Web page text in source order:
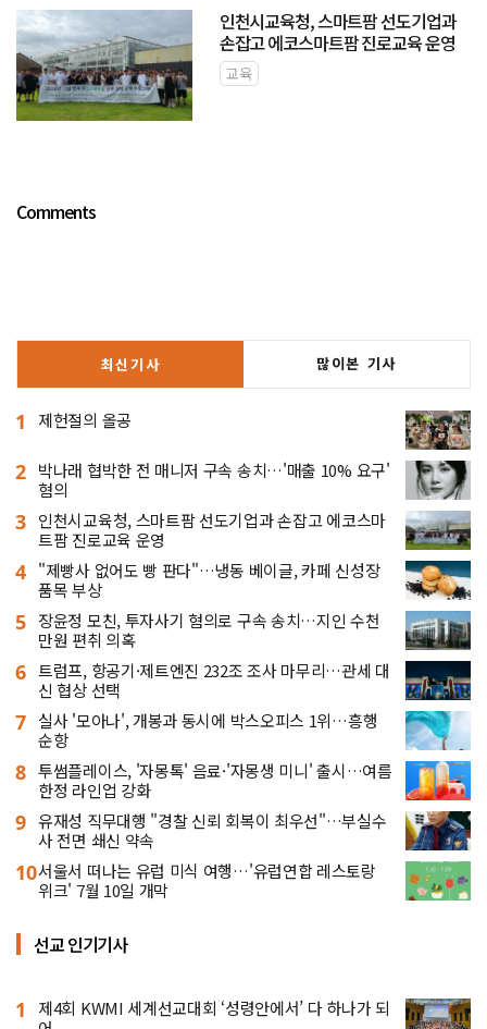
인천시교육청, 스마트팜 선도기업과
손잡고 에코스마트팜 진로교육 운영
교육
Comments
최신기사 많이본 기사
1 제헌절의 올공
2 박나래 협박한 전 매니저 구속 송치…'매출 10% 요구'
혐의
3 인천시교육청, 스마트팜 선도기업과 손잡고 에코스마
트팜 진로교육 운영
4 "제빵사 없어도 빵 판다"…냉동 베이글, 카페 신성장
품목 부상
5 장윤정 모친, 투자사기 혐의로 구속 송치…지인 수천
만원 편취 의혹
6 트럼프, 항공기·제트엔진 232조 조사 마무리…관세 대
신 협상 선택
7 실사 '모아나', 개봉과 동시에 박스오피스 1위…흥행
순항
8 투썸플레이스, '자몽톡' 음료·'자몽생 미니' 출시…여름
한정 라인업 강화
9 유재성 직무대행 "경찰 신뢰 회복이 최우선"…부실수
사 전면 쇄신 약속
10서울서 떠나는 유럽 미식 여행…'유럽연합 레스토랑
위크' 7월 10일 개막
선교 인기기사
1
제4회 KWMI 세계선교대회 ‘성령안에서’ 다 하나가 되